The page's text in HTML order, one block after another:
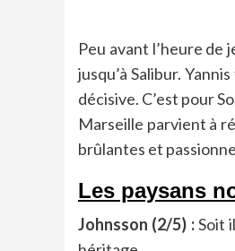
Peu avant l’heure
jusqu’à Salibur.
décisive. C’est pour
Marseille parvient à
brûlantes et
Les paysans
Johnsson (2/5) :Soit